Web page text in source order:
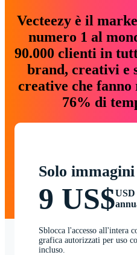
Vecteezy è il
numero 1 al
90.000 clienti in
brand, creativi e
creative che
76% di
Solo immagini
9 US$USD
Sblocca l'accesso all'intera
grafica autorizzati per uso
incluso.